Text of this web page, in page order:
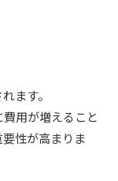
ます。
用が増えること
性が高まりま